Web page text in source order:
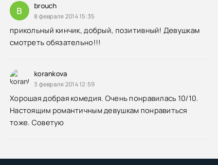
B brouch
8 февраля 2014 15:35
прикольный кинчик, добрый, позитивный! Девушкам
смотреть обязательно!!!
korankova
3 февраля 2014 12:59
Хорошая добрая комедия. Очень понравилась 10/10.
Настоящим романтичным девушкам понравиться
тоже. Советую